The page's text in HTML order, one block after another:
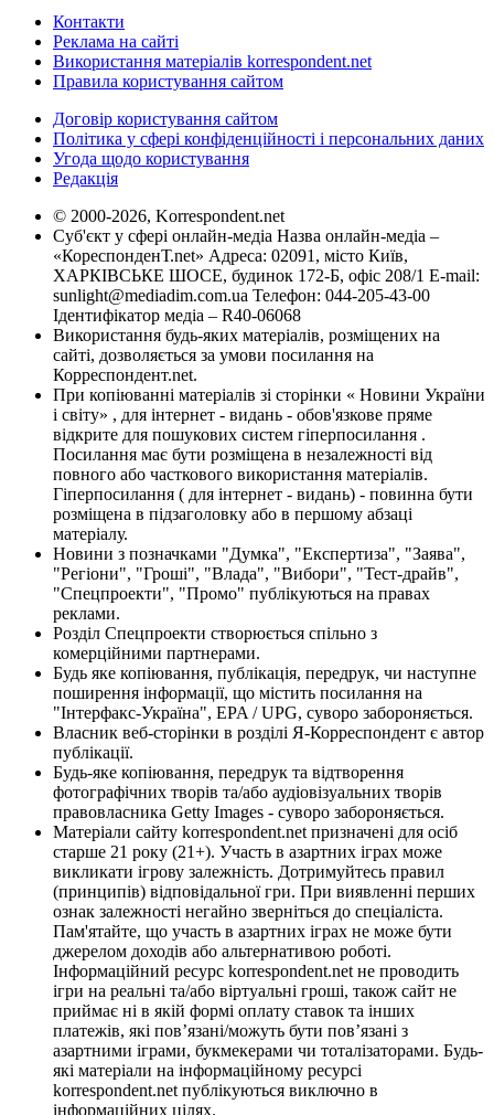
Контакти
Реклама на сайті
Використання матеріалів korrespondent.net
Правила користування сайтом
Договір користування сайтом
Політика у сфері конфіденційності і персональних даних
Угода щодо користування
Редакція
© 2000-2026, Korrespondent.net
Суб'єкт у сфері онлайн-медіа Назва онлайн-медіа –
«КореспонденТ.net» Адреса: 02091, місто Київ,
ХАРКІВСЬКЕ ШОСЕ, будинок 172-Б, офіс 208/1 E-mail:
sunlight@mediadim.com.ua Телефон: 044-205-43-00
Ідентифікатор медіа – R40-06068
Використання будь-яких матеріалів, розміщених на
сайті, дозволяється за умови посилання на
Корреспондент.net.
При копіюванні матеріалів зі сторінки « Новини України
і світу» , для інтернет - видань - обов'язкове пряме
відкрите для пошукових систем гіперпосилання .
Посилання має бути розміщена в незалежності від
повного або часткового використання матеріалів.
Гіперпосилання ( для інтернет - видань) - повинна бути
розміщена в підзаголовку або в першому абзаці
матеріалу.
Новини з позначками "Думка", "Експертиза", "Заява",
"Регіони", "Гроші", "Влада", "Вибори", "Тест-драйв",
"Спецпроекти", "Промо" публікуються на правах
реклами.
Розділ Спецпроекти створюється спільно з
комерційними партнерами.
Будь яке копіювання, публікація, передрук, чи наступне
поширення інформації, що містить посилання на
"Інтерфакс-Україна", EPA / UPG, суворо забороняється.
Власник веб-сторінки в розділі Я-Корреспондент є автор
публікації.
Будь-яке копіювання, передрук та відтворення
фотографічних творів та/або аудіовізуальних творів
правовласника Getty Images - суворо забороняється.
Матеріали сайту korrespondent.net призначені для осіб
старше 21 року (21+). Участь в азартних іграх може
викликати ігрову залежність. Дотримуйтесь правил
(принципів) відповідальної гри. При виявленні перших
ознак залежності негайно зверніться до спеціаліста.
Пам'ятайте, що участь в азартних іграх не може бути
джерелом доходів або альтернативою роботі.
Інформаційний ресурс korrespondent.net не проводить
ігри на реальні та/або віртуальні гроші, також сайт не
приймає ні в якій формі оплату ставок та інших
платежів, які пов’язані/можуть бути пов’язані з
азартними іграми, букмекерами чи тоталізаторами. Будь-
які матеріали на інформаційному ресурсі
korrespondent.net публікуються виключно в
інформаційних цілях.